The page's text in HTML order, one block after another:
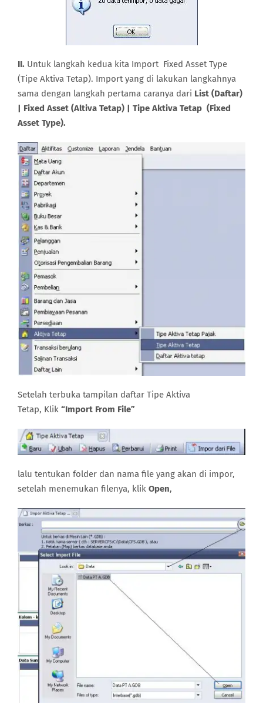
II. Untuk langkah kedua kita Import Fixed Asset Type
(Tipe Aktiva Tetap). Import yang di lakukan langkahnya
sama dengan langkah pertama caranya dari List (Daftar)
| Fixed Asset (Altiva Tetap) | Tipe Aktiva Tetap (Fixed
Asset Type).
Setelah terbuka tampilan daftar Tipe Aktiva
Tetap, Klik “Import From File”
lalu tentukan folder dan nama file yang akan di impor,
setelah menemukan filenya, klik Open,